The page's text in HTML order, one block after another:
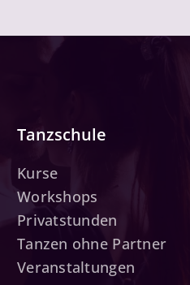
Tanzschule
Kurse
Workshops
Privatstunden
Tanzen ohne Partner
Veranstaltungen